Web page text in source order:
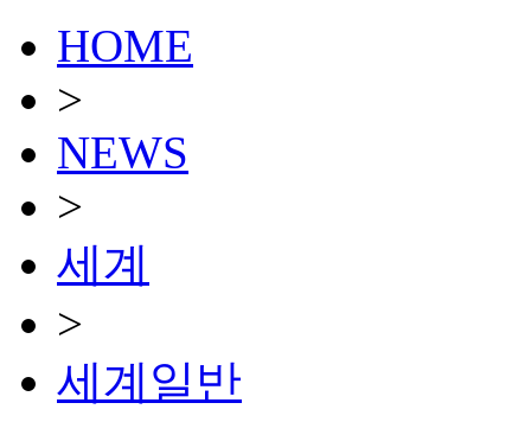
HOME
>
NEWS
>
세계
>
세계일반